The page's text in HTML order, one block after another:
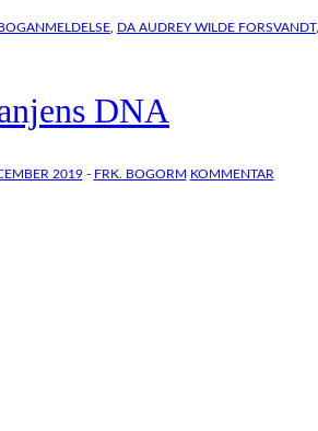
BOGANMELDELSE DA AUDREY WILDE FORSVANDT,
DNA
2019- FRK. BOGORM KOMMENTAR